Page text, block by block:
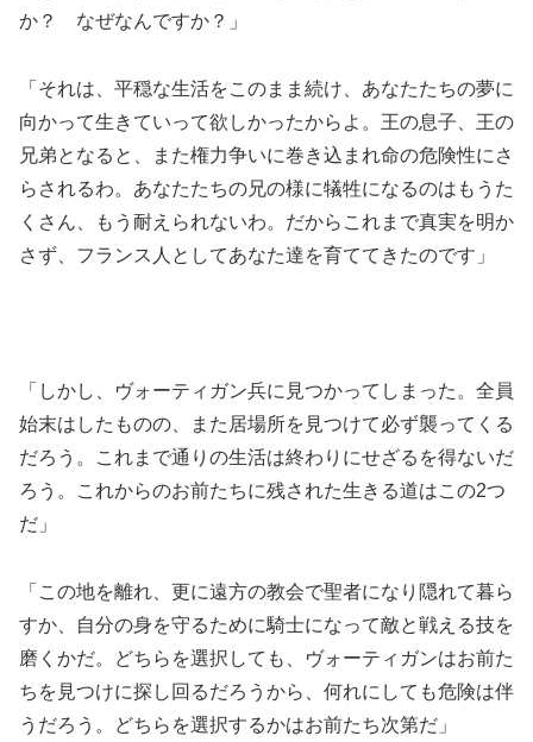
か？ なぜなんですか？」
「それは、平穏な生活をこのまま続け、あなたたちの夢に
向かって生きていって欲しかったからよ。王の息子、王の
兄弟となると、また権力争いに巻き込まれ命の危険性にさ
らされるわ。あなたたちの兄の様に犠牲になるのはもうた
くさん、もう耐えられないわ。だからこれまで真実を明か
さず、フランス人としてあなた達を育ててきたのです」
「しかし、ヴォーティガン兵に見つかってしまった。全員
始末はしたものの、また居場所を見つけて必ず襲ってくる
だろう。これまで通りの生活は終わりにせざるを得ないだ
ろう。これからのお前たちに残された生きる道はこの2つ
だ」
「この地を離れ、更に遠方の教会で聖者になり隠れて暮ら
すか、自分の身を守るために騎士になって敵と戦える技を
磨くかだ。どちらを選択しても、ヴォーティガンはお前た
ちを見つけに探し回るだろうから、何れにしても危険は伴
うだろう。どちらを選択するかはお前たち次第だ」